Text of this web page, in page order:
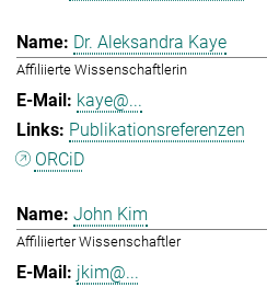
Dr. Aleksandra Kaye
Affiliierte Wissenschaftlerin
kaye@...
Publikationsreferenzen
ORCiD
John Kim
Affiliierter Wissenschaftler
jkim@...